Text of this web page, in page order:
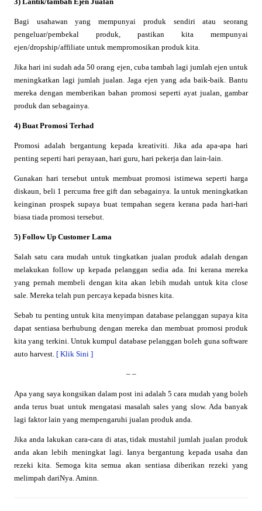
Bagi usahawan yang mempunyai produk sendiri atau seorang
pengeluar/pembekal produk, pastikan kita mempunyai
ejen/dropship/affiliate untuk mempromosikan produk kita.
Jika hari ini sudah ada 50 orang ejen, cuba tambah lagi jumlah ejen untuk
meningkatkan lagi jumlah jualan. Jaga ejen yang ada baik-baik. Bantu
mereka dengan memberikan bahan promosi seperti ayat jualan, gambar
produk dan sebagainya.
4) Buat Promosi Terhad
Promosi adalah bergantung kepada kreativiti. Jika ada apa-apa hari
penting seperti hari perayaan, hari guru, hari pekerja dan lain-lain.
Gunakan hari tersebut untuk membuat promosi istimewa seperti harga
diskaun, beli 1 percuma free gift dan sebagainya. Ia untuk meningkatkan
keinginan prospek supaya buat tempahan segera kerana pada hari-hari
biasa tiada promosi tersebut.
5) Follow Up Customer Lama
Salah satu cara mudah untuk tingkatkan jualan produk adalah dengan
melakukan follow up kepada pelanggan sedia ada. Ini kerana mereka
yang pernah membeli dengan kita akan lebih mudah untuk kita close
sale. Mereka telah pun percaya kepada bisnes kita.
Sebab tu penting untuk kita menyimpan database pelanggan supaya kita
dapat sentiasa berhubung dengan mereka dan membuat promosi produk
kita yang terkini. Untuk kumpul database pelanggan boleh guna software
auto harvest. [ Klik Sini ]
– –
Apa yang saya kongsikan dalam post ini adalah 5 cara mudah yang boleh
anda terus buat untuk mengatasi masalah sales yang slow. Ada banyak
lagi faktor lain yang mempengaruhi jualan produk anda.
Jika anda lakukan cara-cara di atas, tidak mustahil jumlah jualan produk
anda akan lebih meningkat lagi. Ianya bergantung kepada usaha dan
rezeki kita. Semoga kita semua akan sentiasa diberikan rezeki yang
melimpah dariNya. Aminn.